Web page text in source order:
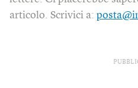
articolo. Scrivici a: